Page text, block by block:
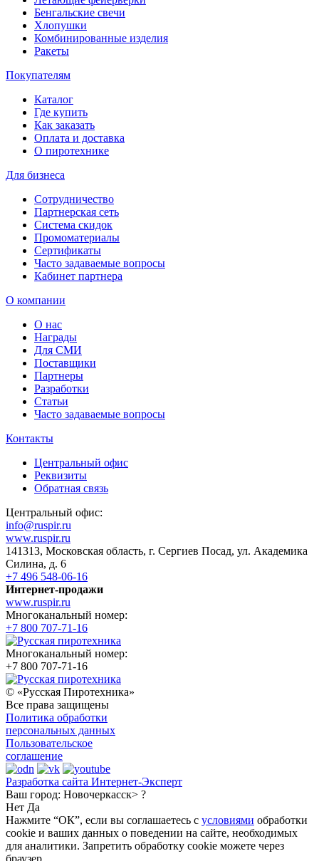
Бенгальские свечи
Хлопушки
Комбинированные изделия
Ракеты
Покупателям
Каталог
Где купить
Как заказать
Оплата и доставка
О пиротехнике
Для бизнеса
Сотрудничество
Партнерская сеть
Система скидок
Промоматериалы
Сертификаты
Часто задаваемые вопросы
Кабинет партнера
О компании
О нас
Награды
Для СМИ
Поставщики
Партнеры
Разработки
Статьи
Часто задаваемые вопросы
Контакты
Центральный офис
Реквизиты
Обратная связь
Центральный офис:
info@ruspir.ru
www.ruspir.ru
141313, Московская область, г. Сергиев Посад, ул. Академика
Силина, д. 6
+7 496 548-06-16
Интернет-продажи
www.ruspir.ru
Многоканальный номер:
+7 800 707-71-16
Многоканальный номер:
+7 800 707-71-16
© «Русская Пиротехника»
Все права защищены
Политика обработки
персональных данных
Пользовательское
соглашение
Разработка сайта Интернет-Эксперт
Ваш город: Новочеркасск> ?
Нет Да
Нажмите “ОК”, если вы соглашаетесь с условиями обработки
cookie и ваших данных о поведении на сайте, необходимых
для аналитики. Запретить обработку cookie можете через
браузер